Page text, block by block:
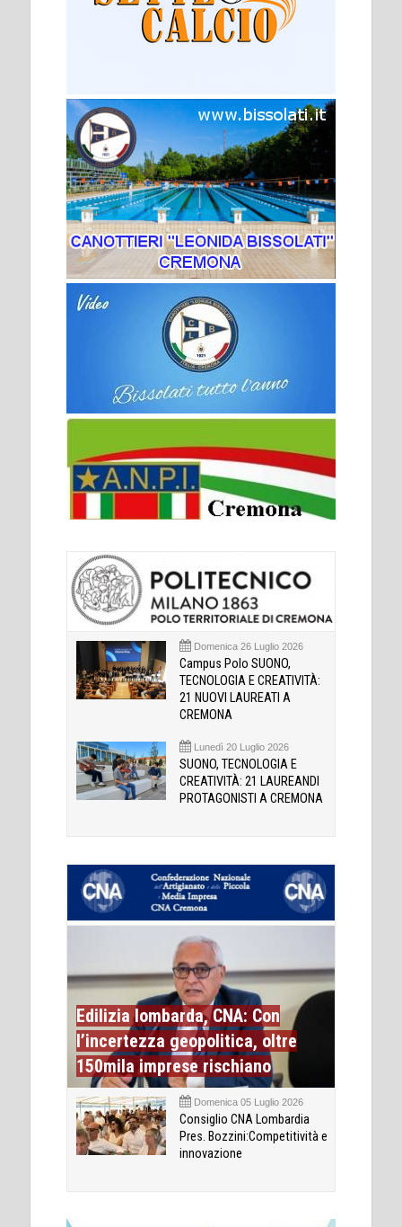
Domenica 26 Luglio 2026
Campus Polo SUONO,
TECNOLOGIA E CREATIVITÀ:
21 NUOVI LAUREATI A
CREMONA
Lunedì 20 Luglio 2026
SUONO, TECNOLOGIA E
CREATIVITÀ: 21 LAUREANDI
PROTAGONISTI A CREMONA
Edilizia lombarda, CNA: Con
l’incertezza geopolitica, oltre
150mila imprese rischiano
Domenica 05 Luglio 2026
Consiglio CNA Lombardia
Pres. Bozzini:Competitività e
innovazione